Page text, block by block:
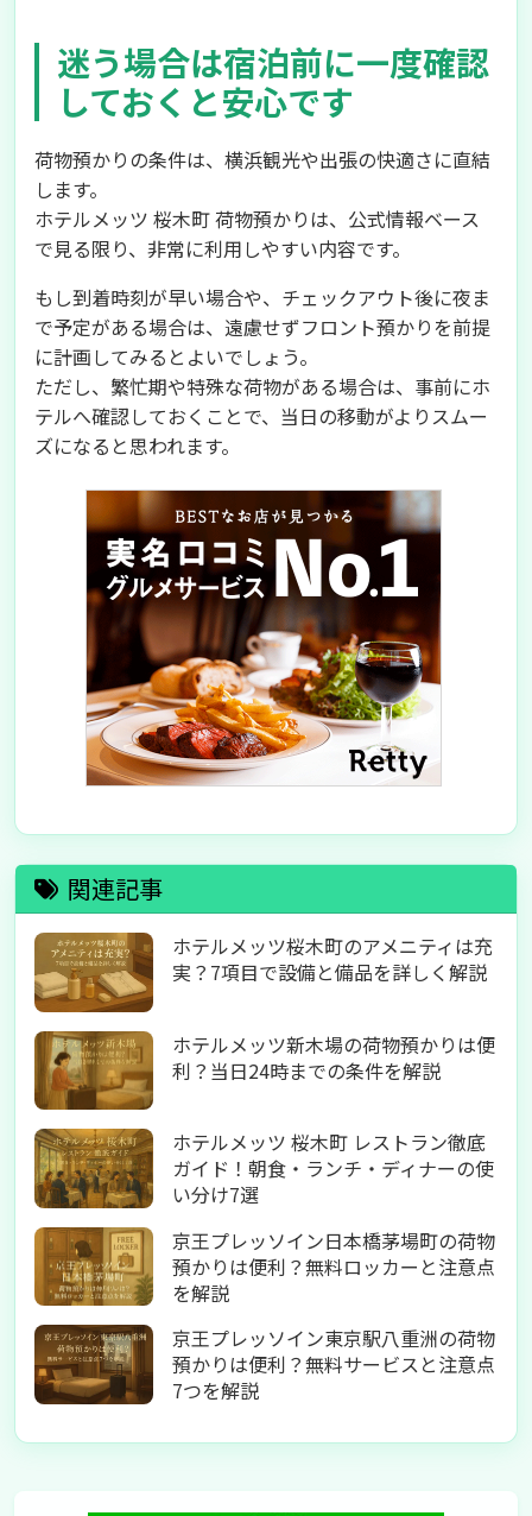
迷う場合は宿泊前に一度確認
しておくと安心です
荷物預かりの条件は、横浜観光や出張の快適さに直結
します。
ホテルメッツ 桜木町 荷物預かりは、公式情報ベース
で見る限り、非常に利用しやすい内容です。
もし到着時刻が早い場合や、チェックアウト後に夜ま
で予定がある場合は、遠慮せずフロント預かりを前提
に計画してみるとよいでしょう。
ただし、繁忙期や特殊な荷物がある場合は、事前にホ
テルへ確認しておくことで、当日の移動がよりスムー
ズになると思われます。
関連記事
ホテルメッツ桜木町のアメニティは充
実？7項目で設備と備品を詳しく解説
ホテルメッツ新木場の荷物預かりは便
利？当日24時までの条件を解説
ホテルメッツ 桜木町 レストラン徹底
ガイド！朝食・ランチ・ディナーの使
い分け7選
京王プレッソイン日本橋茅場町の荷物
預かりは便利？無料ロッカーと注意点
を解説
京王プレッソイン東京駅八重洲の荷物
預かりは便利？無料サービスと注意点
7つを解説